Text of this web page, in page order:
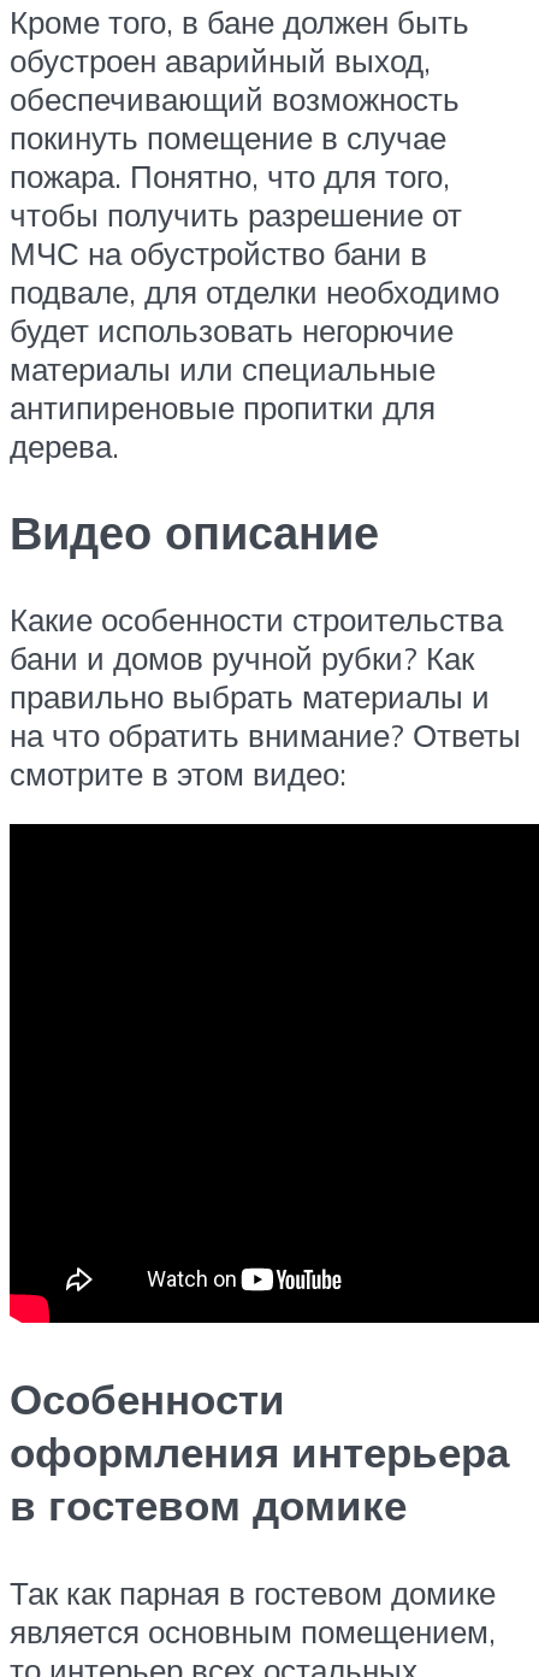
Кроме того, в бане должен быть
обустроен аварийный выход,
обеспечивающий возможность
покинуть помещение в случае
пожара. Понятно, что для того,
чтобы получить разрешение от
МЧС на обустройство бани в
подвале, для отделки необходимо
будет использовать негорючие
материалы или специальные
антипиреновые пропитки для
дерева.
Видео описание
Какие особенности строительства
бани и домов ручной рубки? Как
правильно выбрать материалы и
на что обратить внимание? Ответы
смотрите в этом видео:
Особенности
оформления интерьера
в гостевом домике
Так как парная в гостевом домике
является основным помещением,